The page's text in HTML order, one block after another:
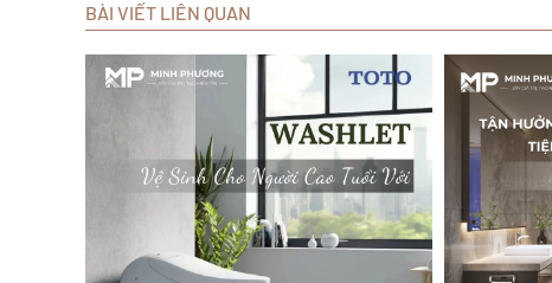
BÀI VIẾT LIÊN QUAN